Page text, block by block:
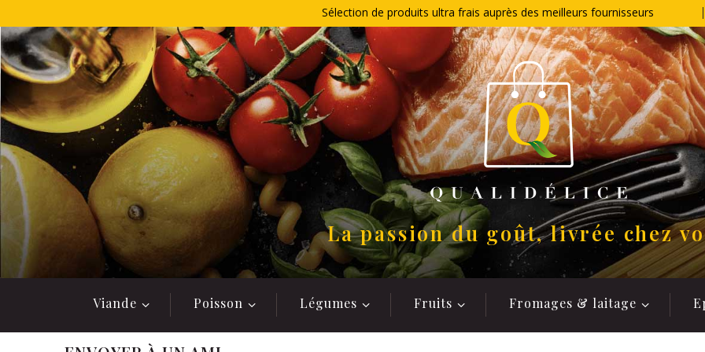
au
contenu
Sélection de produits ultra frais auprès des meilleurs fournisseurs
La passion du goût, livrée chez
Viande Poisson Légumes Fruits Fromages & laitage